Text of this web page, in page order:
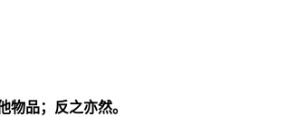
品；反之亦然。